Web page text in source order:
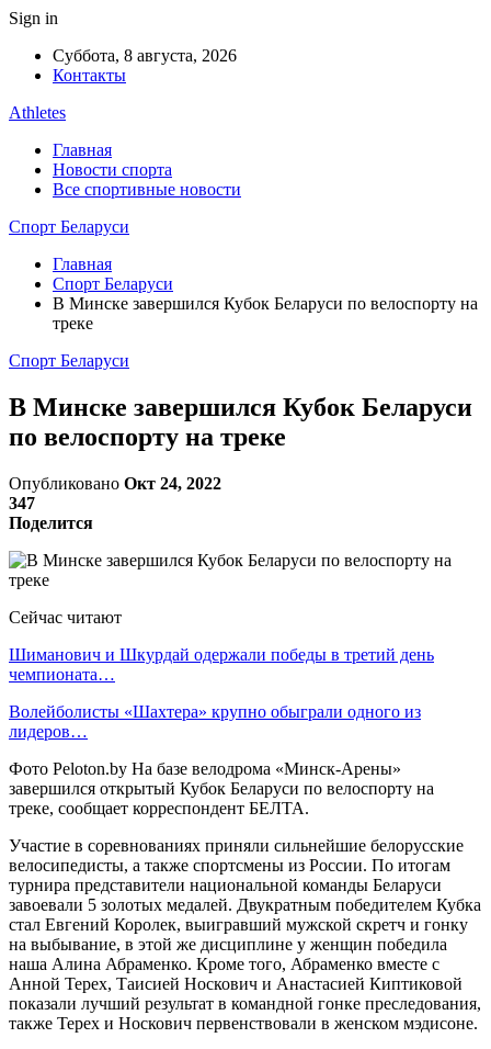
Sign in
Суббота, 8 августа, 2026
Контакты
Athletes
Главная
Новости спорта
Все спортивные новости
Спорт Беларуси
Главная
Спорт Беларуси
В Минске завершился Кубок Беларуси по велоспорту на
треке
Спорт Беларуси
В Минске завершился Кубок Беларуси
по велоспорту на треке
Опубликовано Окт 24, 2022
347
Поделится
Сейчас читают
Шиманович и Шкурдай одержали победы в третий день
чемпионата…
Волейболисты «Шахтера» крупно обыграли одного из
лидеров…
Фото Peloton.by На базе велодрома «Минск-Арены»
завершился открытый Кубок Беларуси по велоспорту на
треке, сообщает корреспондент БЕЛТА.
Участие в соревнованиях приняли сильнейшие белорусские
велосипедисты, а также спортсмены из России. По итогам
турнира представители национальной команды Беларуси
завоевали 5 золотых медалей. Двукратным победителем Кубка
стал Евгений Королек, выигравший мужской скретч и гонку
на выбывание, в этой же дисциплине у женщин победила
наша Алина Абраменко. Кроме того, Абраменко вместе с
Анной Терех, Таисией Носкович и Анастасией Киптиковой
показали лучший результат в командной гонке преследования,
также Терех и Носкович первенствовали в женском мэдисоне.